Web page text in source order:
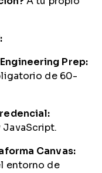
Prep:
de 60-
JavaScript.
Canvas:
entorno de